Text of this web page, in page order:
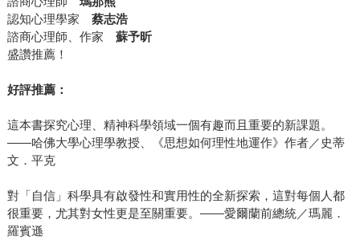
認知心理學家 蔡志浩
諮商心理師、作家 蘇予昕
盛讚推薦！
好評推薦：
這本書探究心理、精神科學領域一個有趣而且重要的新課題。
——哈佛大學心理學教授、《思想如何理性地運作》作者／史蒂
文．平克
對「自信」科學具有啟發性和實用性的全新探索，這對每個人都
很重要，尤其對女性更是至關重要。——愛爾蘭前總統／瑪麗．
羅賓遜